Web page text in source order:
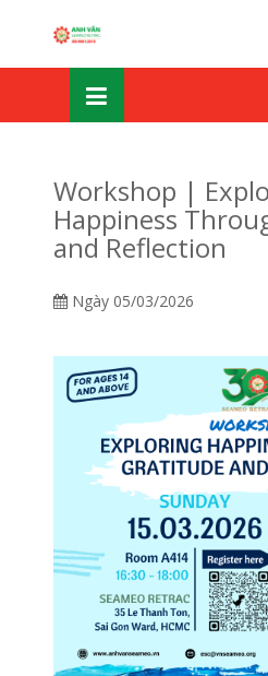
Workshop |
Happiness
and Reflection
Ngày 05/03/2026